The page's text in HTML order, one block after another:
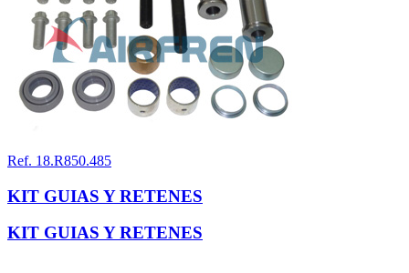
Ref. 18.R850.485
KIT GUIAS Y RETENES
KIT GUIAS Y RETENES